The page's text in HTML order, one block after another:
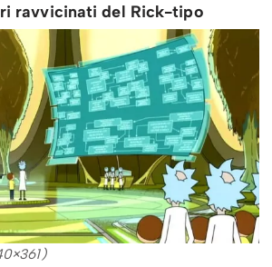
ravvicinati del Rick-tipo